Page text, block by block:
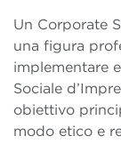
Un Corporate
una figura
implementare
Sociale
obiettivo
modo etico e